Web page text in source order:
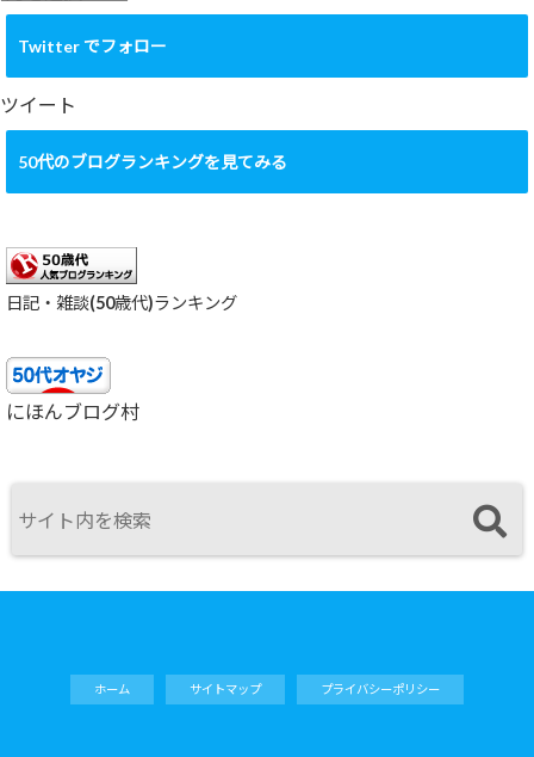
ー
イ
ブ
Twitter でフォロー
ツイート
50代のブログランキングを見てみる
日記・雑談(50歳代)ランキング
にほんブログ村
ホーム サイトマップ プライバシーポリシー